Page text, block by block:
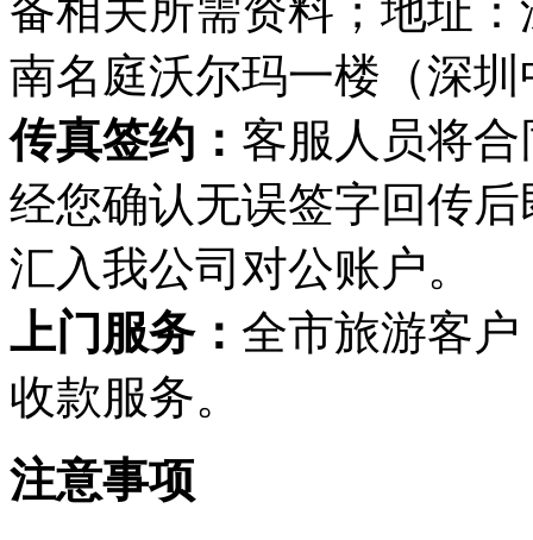
备相关所需资料；地址
南名庭沃尔玛一楼（深圳
传真签约： 客服人员将
经您确认无误签字回传
汇入我公司对公账户。
上门服务： 全市旅游客
收款服务。
注意事项